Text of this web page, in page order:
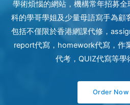
學術煩惱的網站，機構常年招募
科的學哥學姐及少量母語寫手為顧
包括不僅限於香港網課代修，
report代寫，homework代寫，作
代考，QUIZ代寫等學
Order Now